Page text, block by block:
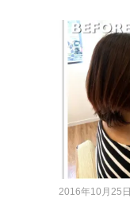
2016年10月25日